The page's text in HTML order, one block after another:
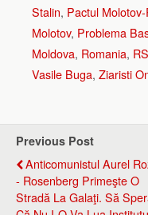
Stalin, Pactul
Molotov, Problema
Moldova, Romania,
Vasile Buga, Ziaristi
Previous Post
Anticomunistul Aurel
- Rosenberg Primeşte O
Stradă La Galaţi. Să